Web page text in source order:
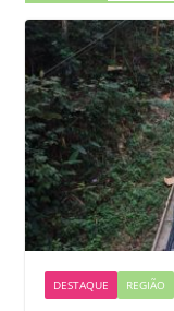
DESTAQUE REGIÃO